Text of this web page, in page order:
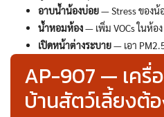
อาบน้ำน้องบ่อย— Stress ของน้
น้ำหอมห้อง— เพิ่ม VOCs ในห้อง
เปิดหน้าต่างระบาย— เอา
AP-907 — เครื่
บ้านสัตว์เลี้ยงต้